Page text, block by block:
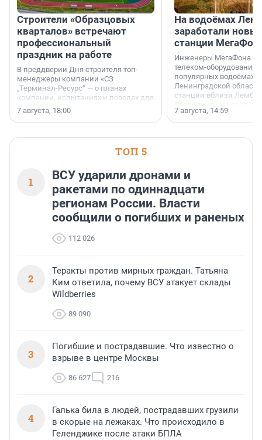
Строители «Образцовых
кварталов» встречают
профессиональный
праздник на работе
В преддверии Дня строителя топ-
менеджеры компании «СЗ
„Терминал-Ресурс“ — о планах
компании, испытаниях и поводах для
осторожного оптимизма.
7 августа, 18:00
На водоёмах
заработали
станции
Инженеры МегаФона
телеком-оборудование
популярных водоёмах
Ленинградской
станции вблизи
недалеко от Большого
водопада.
7 августа, 14:59
ТОП 5
1
ВСУ ударили дронами и
ракетами по одиннадцати
регионам России. Власти
сообщили о погибших и раненых
112 026
2
Теракты против мирных граждан. Татьяна
Ким ответила, почему ВСУ атакует склады
Wildberries
89 090
3
Погибшие и пострадавшие. Что известно о
взрыве в центре Москвы
86 627 216
4
Галька била в людей, пострадавших грузили
в скорые на лежаках. Что происходило в
Геленджике после атаки БПЛА